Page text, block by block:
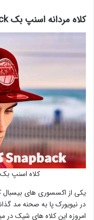
کلاه مردانه اسنپ بک Snapback
کلاه اسنپ
در نیویورک پا به صحنه مد
امروزه این کلاه های شیک در